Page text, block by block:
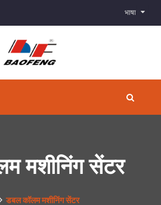
भाषा
मशीनिंग सेंटर
डबल कॉलम मशीनिंग सेंटर